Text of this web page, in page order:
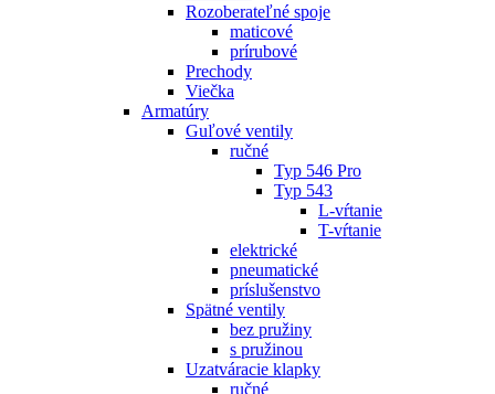
Rozoberateľné spoje
maticové
prírubové
Prechody
Viečka
Armatúry
Guľové ventily
ručné
Typ 546 Pro
Typ 543
L-vŕtanie
T-vŕtanie
elektrické
pneumatické
príslušenstvo
Spätné ventily
bez pružiny
s pružinou
Uzatváracie klapky
ručné